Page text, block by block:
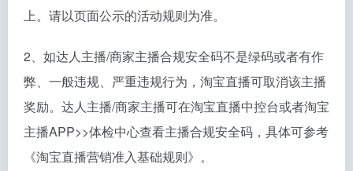
上。请以页面公示的活动规则为准。
2、如达人主播/商家主播合规安全码不是绿码或者有作
弊、一般违规、严重违规行为，淘宝直播可取消该主播
奖励。达人主播/商家主播可在淘宝直播中控台或者淘宝
主播APP>>体检中心查看主播合规安全码，具体可参考
《淘宝直播营销准入基础规则》。